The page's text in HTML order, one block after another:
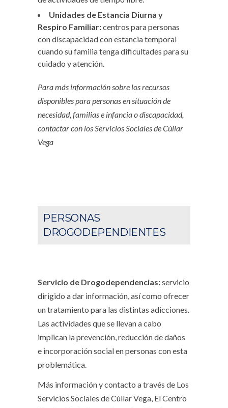
Unidades de Estancia Diurna y
Respiro Familiar:centros para personas
con discapacidad con estancia temporal
cuando su familia tenga dificultades para su
cuidado y atención.
Para más información sobre los recursos
disponibles para personas en situación de
necesidad, familias e infancia o discapacidad,
contactar con los Servicios Sociales de Cúllar
Vega
PERSONAS
DROGODEPENDIENTES
Servicio de Drogodependencias:servicio
dirigido a dar información, así como ofrecer
un tratamiento para las distintas adicciones.
Las actividades que se llevan a cabo
implican la prevención, reducción de daños
e incorporación social en personas con esta
problemática.
Más información y contacto a través de Los
Servicios Sociales de Cúllar Vega, El Centro